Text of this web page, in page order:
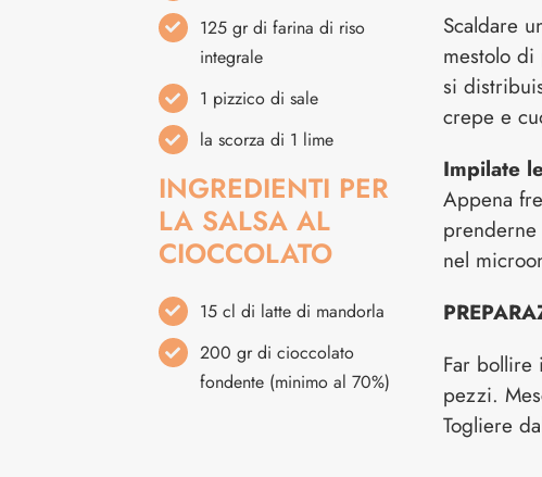
125 gr di farina di riso
integrale
1 pizzico di sale
la scorza di 1 lime
INGREDIENTI PER
LA SALSA AL
CIOCCOLATO
15 cl di latte di mandorla
200 gr di cioccolato
fondente (minimo al 70%)
Scaldare
mestolo di
si
crepe e
Impilate
Appena
nel
Far bollire
pezzi.
Togliere